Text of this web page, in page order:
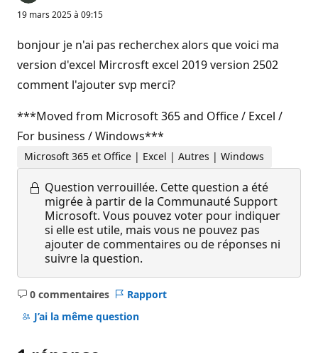
19 mars 2025 à 09:15
bonjour je n'ai pas recherchex alors que voici ma
version d'excel Mircrosft excel 2019 version 2502
comment l'ajouter svp merci?
***Moved from Microsoft 365 and Office / Excel /
For business / Windows***
Microsoft 365 et Office | Excel | Autres | Windows
Question verrouillée. Cette question a été
migrée à partir de la Communauté Support
Microsoft. Vous pouvez voter pour indiquer
si elle est utile, mais vous ne pouvez pas
ajouter de commentaires ou de réponses ni
suivre la question.
0 commentaires
Aucun
commentaire
Rapport
J’ai la même question